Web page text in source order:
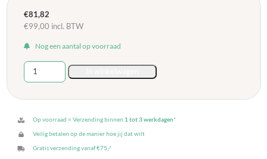
€81,82
€99,00 incl. BTW
Nog een aantal op voorraad
Tender
Leaf
Herdershut
accessoires
aantal
Op voorraad = Verzending binnen 1 tot 3 werkdagen*
Veilig betalen op de manier hoe jij dat wilt
Gratis verzending vanaf €75,-*